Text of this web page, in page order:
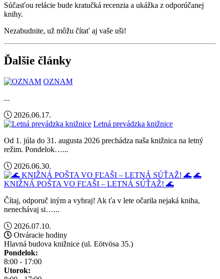
Súčasťou relácie bude kratučká recenzia a ukážka z odporúčanej
knihy.
Nezabudnite, už môžu čítať aj vaše uši!
Ďalšie články
OZNAM
...
2026.06.17.
Letná prevádzka knižnice
Od 1. júla do 31. augusta 2026 prechádza naša knižnica na letný
režim. Pondelok…...
2026.06.30.
🌊
KNIŽNÁ POŠTA VO FĽAŠI – LETNÁ SÚŤAŽ! 🌊
Čítaj, odporuč iným a vyhraj! Ak ťa v lete očarila nejaká kniha,
nenechávaj si…...
2026.07.10.
Otváracie hodiny
Hlavná budova knižnice (ul. Eötvösa 35.)
Pondelok:
8:00 - 17:00
Utorok: